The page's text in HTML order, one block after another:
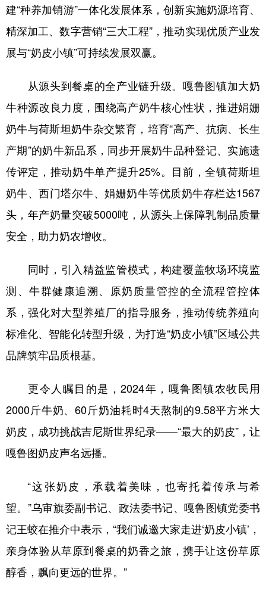
Deutsch Português
建“种养加销游”一体化发展体系，创新实施奶源培育、
精深加工、数字营销“三大工程”，推动实现优质产业发
展与“奶皮小镇”可持续发展双赢。
从源头到餐桌的全产业链升级。嘎鲁图镇加大奶
牛种源改良力度，围绕高产奶牛核心性状，推进娟姗
奶牛与荷斯坦奶牛杂交繁育，培育“高产、抗病、长生
产期”的奶牛新品系，同步开展奶牛品种登记、实施遗
传评定，推动奶牛单产提升25%。目前，全镇荷斯坦
奶牛、西门塔尔牛、娟姗奶牛等优质奶牛存栏达1567
头，年产奶量突破5000吨，从源头上保障乳制品质量
安全，助力奶农增收。
同时，引入精益监管模式，构建覆盖牧场环境监
测、牛群健康追溯、原奶质量管控的全流程管控体
系，强化对大型养殖厂的指导服务，推动传统养殖向
标准化、智能化转型升级，为打造“奶皮小镇”区域公共
品牌筑牢品质根基。
更令人瞩目的是，2024年，嘎鲁图镇农牧民用
2000斤牛奶、60斤奶油耗时4天熬制的9.58平方米大
奶皮，成功挑战吉尼斯世界纪录——“最大的奶皮”，让
嘎鲁图奶皮声名远播。
“这张奶皮，承载着美味，也寄托着传承与希
望。”乌审旗委副书记、政法委书记、嘎鲁图镇党委书
记王蛟在推介中表示，“我们诚邀大家走进‘奶皮小镇’，
亲身体验从草原到餐桌的奶香之旅，携手让这份草原
醇香，飘向更远的世界。”